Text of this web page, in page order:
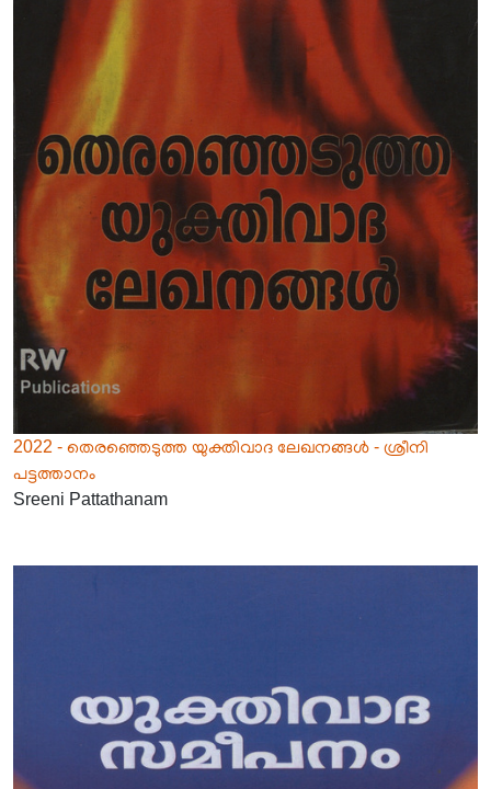
2022 - തെരഞ്ഞെടുത്ത യുക്തിവാദ ലേഖനങ്ങൾ - ശ്രീനി
പട്ടത്താനം
Sreeni Pattathanam